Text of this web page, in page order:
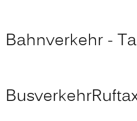
Bahnverkehr -
Busverkehr